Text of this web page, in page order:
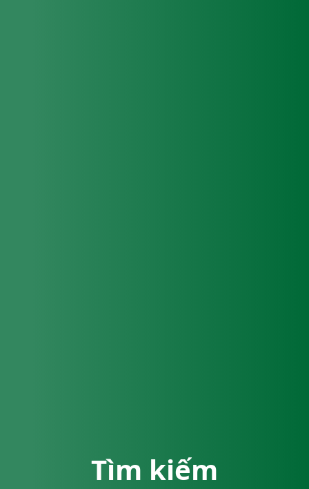
Tìm kiếm